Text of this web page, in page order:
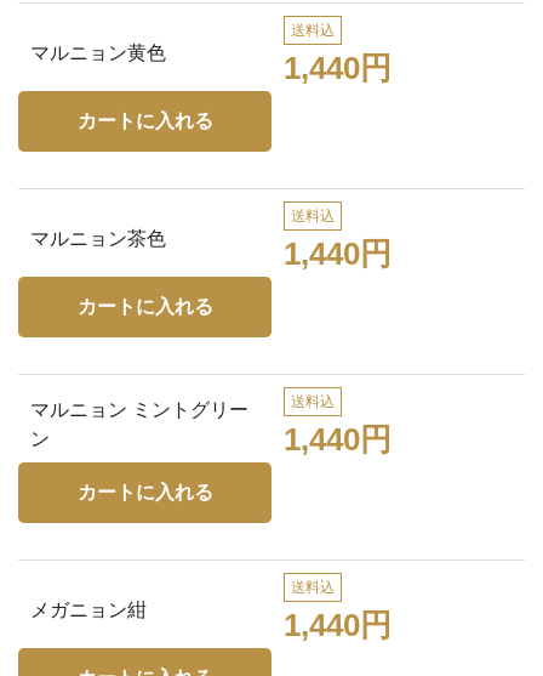
マルニョン黄色
送料込
1,440円
マルニョン茶色
送料込
1,440円
マルニョン ミントグリー
ン
送料込
1,440円
メガニョン紺
送料込
1,440円